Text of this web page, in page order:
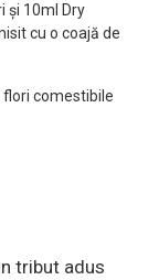
și 10ml Dry
cu o coajă de
comestibile
tribut adus